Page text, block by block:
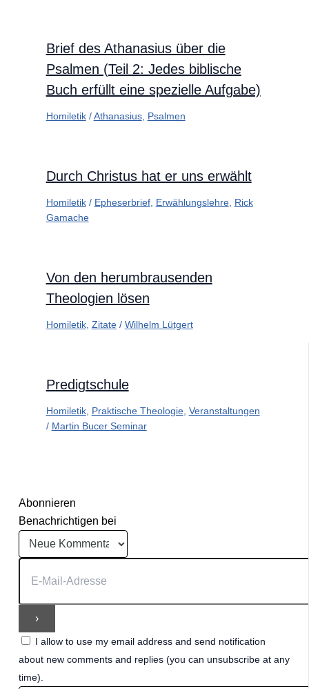
Brief des Athanasius über die
Psalmen (Teil 2: Jedes biblische
Buch erfüllt eine spezielle Aufgabe)
Homiletik/Athanasius, Psalmen
Durch Christus hat er uns erwählt
Homiletik/ Epheserbrief, Erwählungslehre, Rick
Gamache
Von den herumbrausenden
Theologien lösen
Homiletik, Zitate/ Wilhelm Lütgert
Predigtschule
Homiletik, Praktische Theologie, Veranstaltungen
/ Martin Bucer Seminar
Abonnieren
Benachrichtigen bei
I allow to use my email address and send notification
about new comments and replies (you can unsubscribe at any
time).